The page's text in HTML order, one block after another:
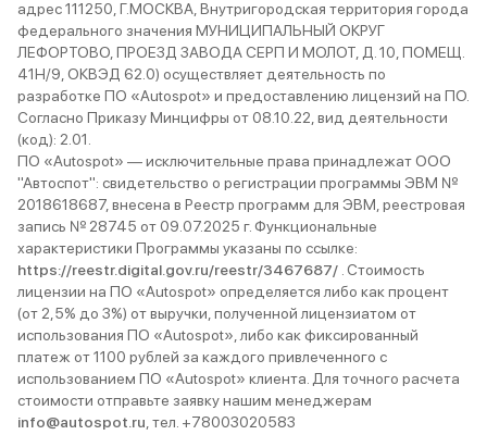
дополнительную шумку арок и
движка). За 12 пройденных тысяч
у меня не возникло с машиной
вообще никаких проблем. Я
уверен, что не разочаруюсь и в
дальнейшем, потому что тойота,
в общем-то, машина, которая
мне подходит. С небольшими
недостатками и
необходимостью доделок я
готов смириться, так как в целом
TLC 200 меня устраивает своими
ходовыми качествами и уровнем
предлагаемого комфорта.
экономичным
назвать нельзя. Это
только топлива, но и
сопутствующих:
расходников, ремонта.
за год мне ничего
Но и машина прошла
так много, всего 10000,
что в городе я езжу на
автомобиле, этот беру
загорода. В принципе,
рестайлинговый Cruiser
разочаровал, он
и скучный, как все
солидные автомобили.
адрес 111250, Г.МОСКВА, Внутригородская территория города
федерального значения МУНИЦИПАЛЬНЫЙ ОКРУГ
ЛЕФОРТОВО, ПРОЕЗД ЗАВОДА СЕРП И МОЛОТ, Д. 10, ПОМЕЩ.
41Н/9, ОКВЭД 62.0) осуществляет деятельность по
разработке ПО «Autospot» и предоставлению лицензий на ПО.
Согласно Приказу Минцифры от 08.10.22, вид деятельности
(код): 2.01.
ПО «Autospot» — исключительные права принадлежат ООО
"Автоспот": свидетельство о регистрации программы ЭВМ №
2018618687, внесена в Реестр программ для ЭВМ, реестровая
запись № 28745 от 09.07.2025 г. Функциональные
характеристики Программы указаны по ссылке:
https://reestr.digital.gov.ru/reestr/3467687/ . Стоимость
лицензии на ПО «Autospot» определяется либо как процент
(от 2,5% до 3%) от выручки, полученной лицензиатом от
использования ПО «Autospot», либо как фиксированный
платеж от 1100 рублей за каждого привлеченного с
использованием ПО «Autospot» клиента. Для точного расчета
стоимости отправьте заявку нашим менеджерам
info@autospot.ru , тел. +78003020583